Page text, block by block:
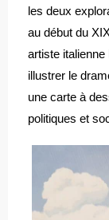
les deux
au début du
artiste
illustrer le
une carte à
politiques et